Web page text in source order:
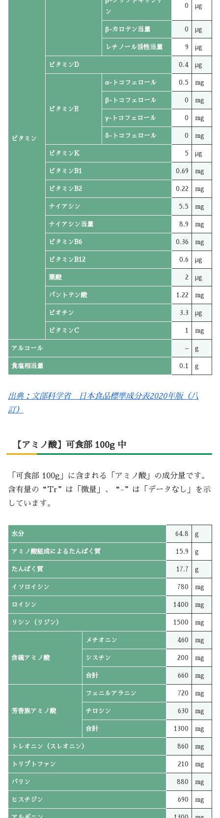
ビタミン
ン
0 μg
β-カロテン当量 0 μg
レチノール活性当量 9 μg
ビタミンD 0.4 μg
ビタミンE
α-トコフェロール 0.5 mg
β-トコフェロール 0 mg
γ-トコフェロール 0 mg
δ-トコフェロール 0 mg
ビタミンK 5 μg
ビタミンB1 0.69 mg
ビタミンB2 0.22 mg
ナイアシン 5.5 mg
ナイアシン当量 8.9 mg
ビタミンB6 0.36 mg
ビタミンB12 0.6 μg
葉酸 2 μg
パントテン酸 1.22 mg
ビオチン 3.3 μg
ビタミンC 1 mg
アルコール – g
食塩相当量 0.1 g
出典：文部科学省 日本食品標準成分表2020年版（八
訂）
【アミノ酸】可食部 100g 中
「可食部 100g」に含まれる「アミノ酸」の成分量です。
含有量の“Tr”は「微量」、“-”は「データなし」を示
しています。
水分 64.8 g
アミノ酸組成によるたんぱく質 15.9 g
たんぱく質 17.7 g
イソロイシン 780 mg
ロイシン 1400 mg
リシン（リジン） 1500 mg
含硫アミノ酸
メチオニン 460 mg
シスチン 200 mg
合計 660 mg
芳香族アミノ酸
フェニルアラニン 720 mg
チロシン 630 mg
合計 1300 mg
トレオニン（スレオニン） 860 mg
トリプトファン 210 mg
バリン 880 mg
ヒスチジン 690 mg